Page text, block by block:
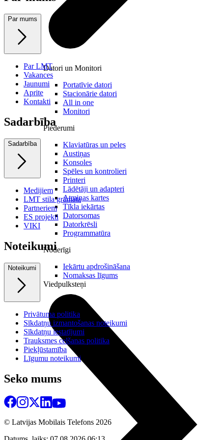
Datori un Monitori
Portatīvie datori
Stacionārie datori
All in one
Monitori
Piederumi
Klaviatūras un peles
Austiņas
Konsoles
Spēles un kontrolieri
Printeri
Lādētāji un adapteri
Atmiņas kartes
Tīkla iekārtas
Datorsomas
Datorkrēsli
Programmatūra
Noderīgi
Iekārtu apdrošināšana
Nomaksas līgums
Viedpulksteņi
Par mums
Par LMT
Vakances
Jaunumi
Aprite
Kontakti
Sadarbība
Sadarbība
Medijiem
LMT stila grāmata
Partneriem
ES projekti
VIKI
Noteikumi
Noteikumi
Privātuma politika
Sīkdatņu izmantošanas noteikumi
Sīkdatņu iestatījumi
Trauksmes celšanas politika
Piekļūstamība
Līgumu noteikumi
Seko mums
© Latvijas Mobilais Telefons 2026